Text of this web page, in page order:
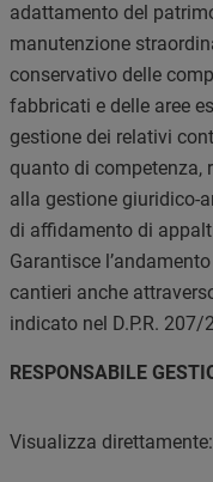
adattamento del
manutenzione
conservativo delle
fabbricati e delle aree
gestione dei relativi
quanto di competenza,
alla gestione giuridico-
di affidamento di
Garantisce
cantieri anche
indicato nel D.P.R. 207/
RESPONSABILE
Visualizza direttamente: